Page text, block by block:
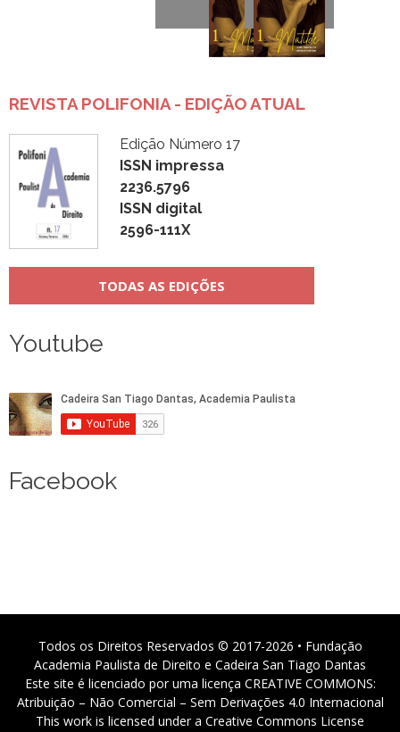
REVISTA POLIFONIA - EDIÇÃO ATUAL
Edição Número 17
ISSN impressa
2236.5796
ISSN digital
2596-111X
TODAS AS EDIÇÕES
Youtube
Facebook
Todos os Direitos Reservados © 2017-2026 • Fundação
Academia Paulista de Direito e Cadeira San Tiago Dantas
Este site é licenciado por uma licença CREATIVE COMMONS:
Atribuição – Não Comercial – Sem Derivações 4.0 Internacional
This work is licensed under a Creative Commons License